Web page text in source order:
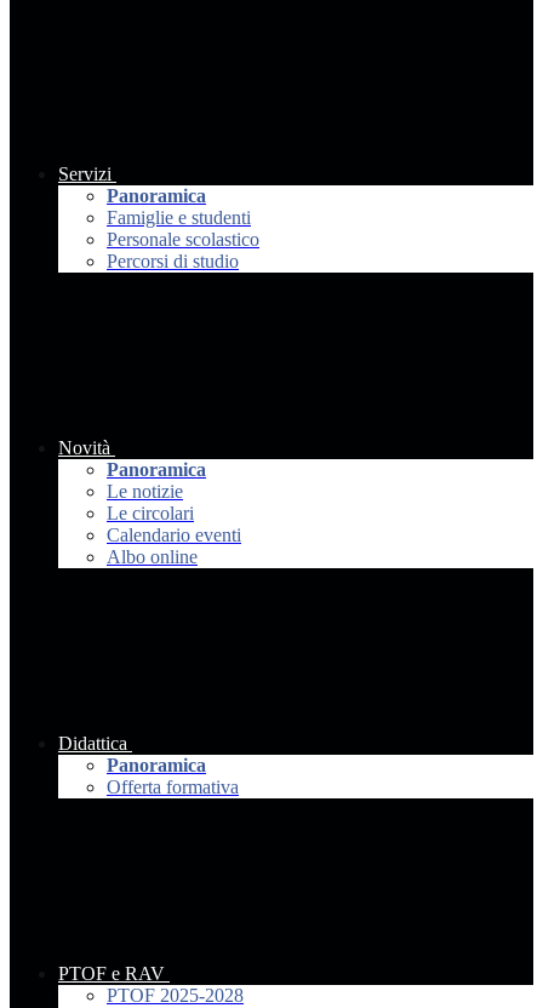
Servizi
Panoramica
Famiglie e studenti
Personale scolastico
Percorsi di studio
Novità
Panoramica
Le notizie
Le circolari
Calendario eventi
Albo online
Didattica
Panoramica
Offerta formativa
PTOF e RAV
PTOF 2025-2028